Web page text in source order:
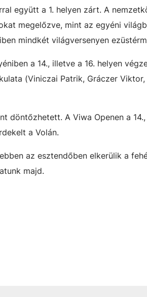
együtt a 1. helyen zárt. A
megelőzve, mint az egyéni
mindkét világversenyen
a 14., illetve a 16. helyen
(Viniczai Patrik, Gráczer
döntőzhetett. A Viwa Openen a
a Volán.
az esztendőben elkerülik a
majd.